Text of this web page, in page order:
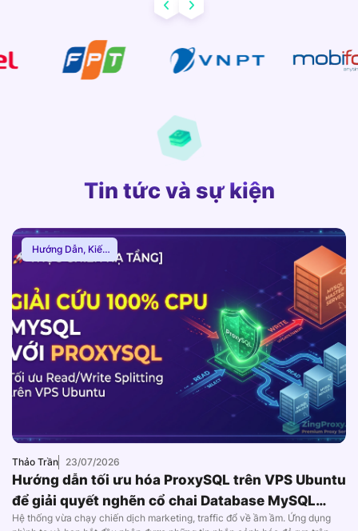
Tin tức và sự kiện
Hướng Dẫn, Kiến
Thức Proxy
Thảo Trần 23/07/2026
Hướng dẫn tối ưu hóa ProxySQL trên VPS Ubuntu
để giải quyết nghẽn cổ chai Database MySQL
(2026)
Hệ thống vừa chạy chiến dịch marketing, traffic đổ về ầm ầm. Ứng dụng